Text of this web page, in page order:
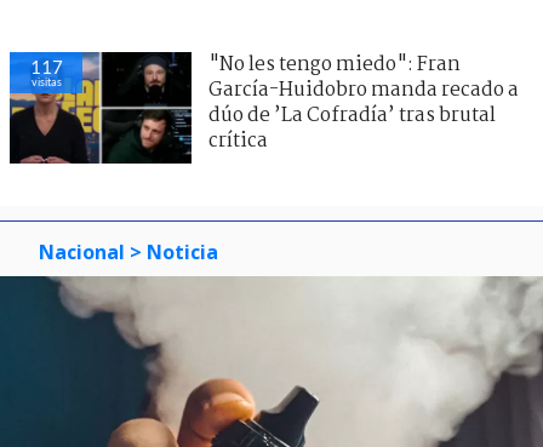
117
visitas
"No les tengo miedo": Fran
García-Huidobro manda recado a
dúo de ’La Cofradía’ tras brutal
crítica
Nacional > Noticia